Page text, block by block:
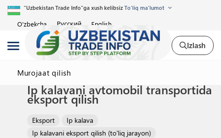
"Uzbekistan Trade Info"ga xush kelibsiz To'liq ma'lumot
O'zbekcha Русский English
Izlash
Murojaat qilish
Ip kalavani avtomobil transportida
eksport qilish
Eksport
Ip kalava
Ip kalavani eksport qilish (to'liq jarayon)